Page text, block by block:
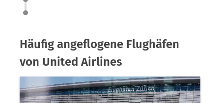
Häufig angeflogene Flughäfen
von United Airlines